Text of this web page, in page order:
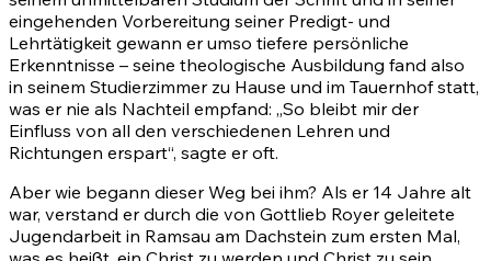
eingehenden Vorbereitung seiner Predigt- und
Lehrtätigkeit gewann er umso tiefere persönliche
Erkenntnisse – seine theologische Ausbildung fand also
in seinem Studierzimmer zu Hause und im Tauernhof statt,
was er nie als Nachteil empfand: „So bleibt mir der
Einfluss von all den verschiedenen Lehren und
Richtungen erspart“, sagte er oft.
Aber wie begann dieser Weg bei ihm? Als er 14 Jahre alt
war, verstand er durch die von Gottlieb Royer geleitete
Jugendarbeit in Ramsau am Dachstein zum ersten Mal,